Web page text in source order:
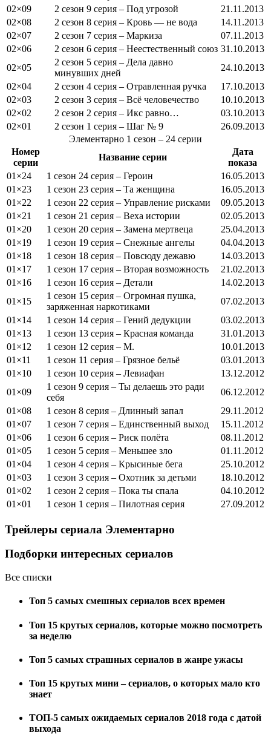
02×09
2 сезон 9 серия – Под угрозой
21.11.2013
02×08
2 сезон 8 серия – Кровь — не вода
14.11.2013
02×07
2 сезон 7 серия – Маркиза
07.11.2013
02×06
2 сезон 6 серия – Неестественный союз 31.10.2013
02×05
2 сезон 5 серия – Дела давно
минувших дней
24.10.2013
02×04
2 сезон 4 серия – Отравленная ручка
17.10.2013
02×03
2 сезон 3 серия – Всё человечество
10.10.2013
02×02
2 сезон 2 серия – Икс равно…
03.10.2013
02×01
2 сезон 1 серия – Шаг № 9
26.09.2013
Элементарно 1 сезон – 24 серии
Номер
серии
Название серии
Дата
показа
01×24
1 сезон 24 серия – Героин
16.05.2013
01×23
1 сезон 23 серия – Та женщина
16.05.2013
01×22
1 сезон 22 серия – Управление рисками
09.05.2013
01×21
1 сезон 21 серия – Веха истории
02.05.2013
01×20
1 сезон 20 серия – Замена мертвеца
25.04.2013
01×19
1 сезон 19 серия – Снежные ангелы
04.04.2013
01×18
1 сезон 18 серия – Повсюду дежавю
14.03.2013
01×17
1 сезон 17 серия – Вторая возможность
21.02.2013
01×16
1 сезон 16 серия – Детали
14.02.2013
01×15
1 сезон 15 серия – Огромная пушка,
заряженная наркотиками
07.02.2013
01×14
1 сезон 14 серия – Гений дедукции
03.02.2013
01×13
1 сезон 13 серия – Красная команда
31.01.2013
01×12
1 сезон 12 серия – M.
10.01.2013
01×11
1 сезон 11 серия – Грязное бельё
03.01.2013
01×10
1 сезон 10 серия – Левиафан
13.12.2012
01×09
1 сезон 9 серия – Ты делаешь это ради
себя
06.12.2012
01×08
1 сезон 8 серия – Длинный запал
29.11.2012
01×07
1 сезон 7 серия – Единственный выход
15.11.2012
01×06
1 сезон 6 серия – Риск полёта
08.11.2012
01×05
1 сезон 5 серия – Меньшее зло
01.11.2012
01×04
1 сезон 4 серия – Крысиные бега
25.10.2012
01×03
1 сезон 3 серия – Охотник за детьми
18.10.2012
01×02
1 сезон 2 серия – Пока ты спала
04.10.2012
01×01
1 сезон 1 серия – Пилотная серия 27.09.2012
Трейлеры сериала Элементарно
Подборки интересных сериалов
Все списки
Топ 5 самых смешных сериалов всех времен
Топ 15 крутых сериалов, которые можно посмотреть
за неделю
Топ 5 самых страшных сериалов в жанре ужасы
Топ 15 крутых мини – сериалов, о которых мало кто
знает
ТОП-5 самых ожидаемых сериалов 2018 года с датой
выхода